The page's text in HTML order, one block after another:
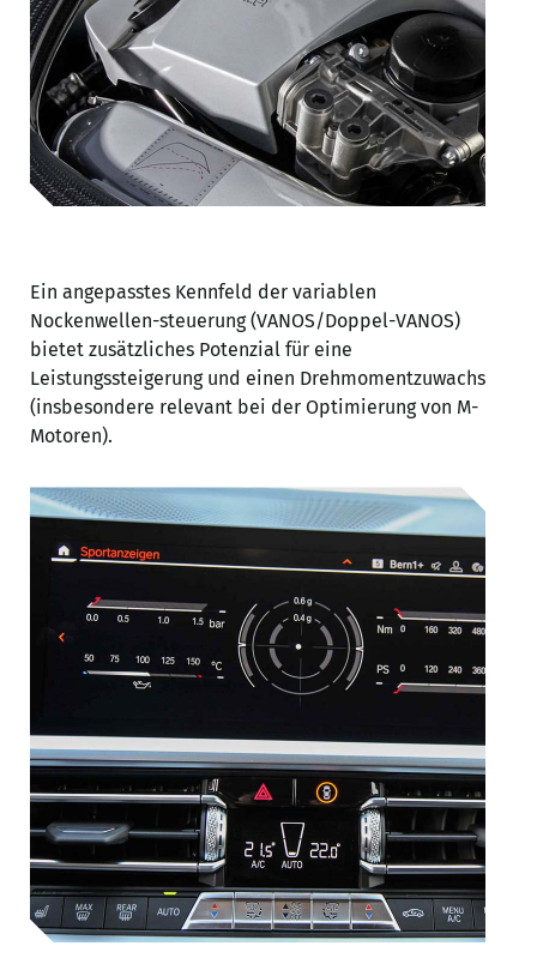
Ein angepasstes Kennfeld der variablen
Nockenwellen-steuerung (VANOS/Doppel-VANOS)
bietet zusätzliches Potenzial für eine
Leistungssteigerung und einen Drehmomentzuwachs
(insbesondere relevant bei der Optimierung von M-
Motoren).